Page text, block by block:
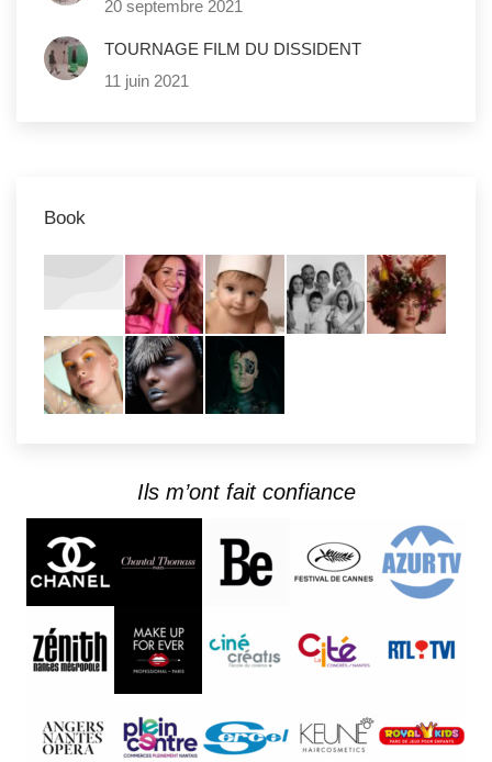
20 septembre 2021
TOURNAGE FILM DU DISSIDENT
11 juin 2021
Book
Ils m’ont fait confiance